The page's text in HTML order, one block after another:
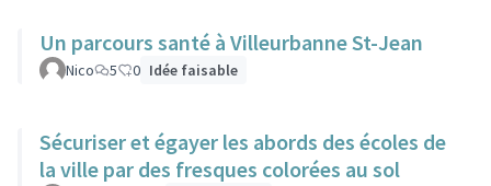
Un parcours santé à Villeurbanne St-Jean
Nico 5 0 Idée faisable
Sécuriser et égayer les abords des écoles de
la ville par des fresques colorées au sol